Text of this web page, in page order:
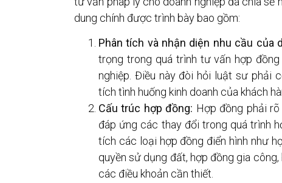
dung chính được trình bày bao gồm:
Phân tích và nhận diện nhu cầu của
trọng trong quá trình tư vấn hợp
nghiệp. Điều này đòi hỏi luật sư phải
tích tình huống kinh doanh của khách
Cấu trúc hợp đồng: Hợp đồng phải
đáp ứng các thay đổi trong quá trình
tích các loại hợp đồng điển hình như
quyền sử dụng đất, hợp đồng gia
các điều khoản cần thiết.